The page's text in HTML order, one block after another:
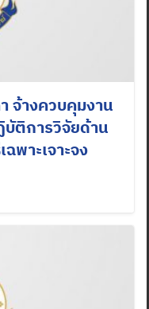
จ้างควบคุมงาน
ติการวิจัยด้าน
พาะเจาะจง